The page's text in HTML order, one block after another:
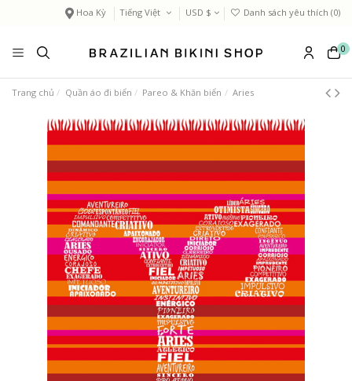
Hoa Kỳ Tiếng Việt USD $ Danh sách yêu thích (0)
0
Trang chủ Quần áo đi biển Pareo & Khăn biển Aries